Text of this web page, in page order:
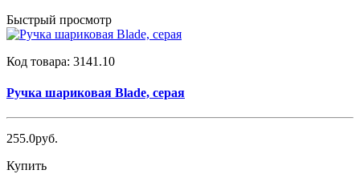
Быстрый просмотр
Код товара: 3141.10
Ручка шариковая Blade, серая
255.0руб.
Купить